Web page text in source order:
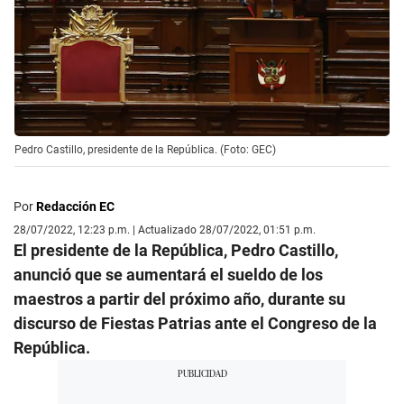
Pedro Castillo, presidente de la República. (Foto: GEC)
PorRedacción EC
28/07/2022, 12:23 p.m. | Actualizado 28/07/2022, 01:51 p.m.
El presidente de la República, Pedro Castillo,
anunció que se aumentará el sueldo de los
maestros a partir del próximo año, durante su
discurso de Fiestas Patrias ante el Congreso de la
República.